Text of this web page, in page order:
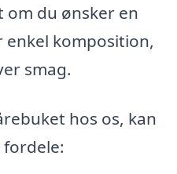
om du ønsker en
enkel komposition,
smag.
hos os, kan